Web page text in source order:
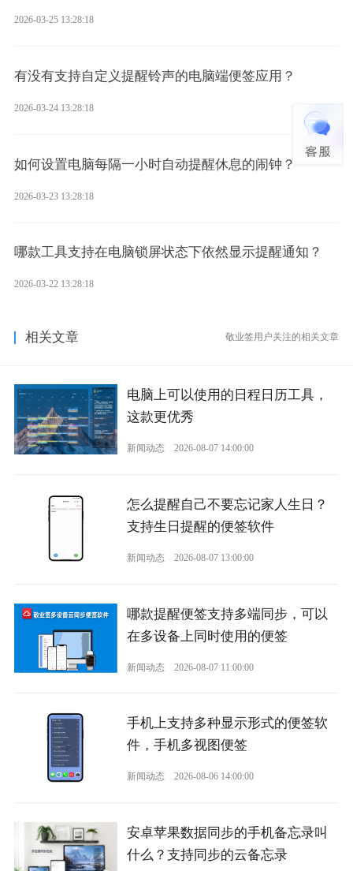
2026-03-25 13:28:18
有没有支持自定义提醒铃声的电脑端便签应用？
2026-03-24 13:28:18
如何设置电脑每隔一小时自动提醒休息的闹钟？
2026-03-23 13:28:18
哪款工具支持在电脑锁屏状态下依然显示提醒通知？
2026-03-22 13:28:18
相关文章 敬业签用户关注的相关文章
电脑上可以使用的日程日历工具，
这款更优秀
新闻动态 2026-08-07 14:00:00
怎么提醒自己不要忘记家人生日？
支持生日提醒的便签软件
新闻动态 2026-08-07 13:00:00
哪款提醒便签支持多端同步，可以
在多设备上同时使用的便签
新闻动态 2026-08-07 11:00:00
手机上支持多种显示形式的便签软
件，手机多视图便签
新闻动态 2026-08-06 14:00:00
安卓苹果数据同步的手机备忘录叫
什么？支持同步的云备忘录